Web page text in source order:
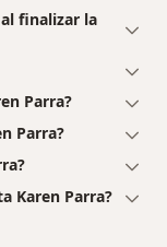
finalizar la
Parra?
Parra?
Karen Parra?